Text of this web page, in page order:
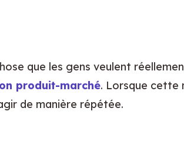
que les gens veulent
produit-marché. Lorsque cette
de manière répétée.